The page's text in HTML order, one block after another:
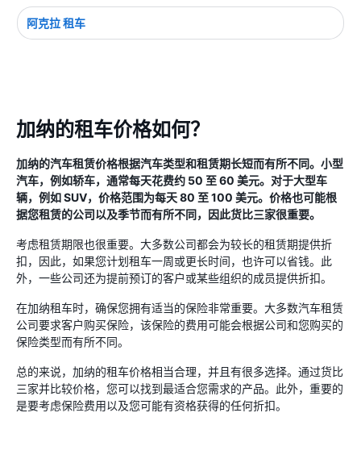
阿克拉 租车
加纳的租车价格如何？
加纳的汽车租赁价格根据汽车类型和租赁期长短而有所不同。小型
汽车，例如轿车，通常每天花费约 50 至 60 美元。对于大型车
辆，例如 SUV，价格范围为每天 80 至 100 美元。价格也可能根
据您租赁的公司以及季节而有所不同，因此货比三家很重要。
考虑租赁期限也很重要。大多数公司都会为较长的租赁期提供折
扣，因此，如果您计划租车一周或更长时间，也许可以省钱。此
外，一些公司还为提前预订的客户或某些组织的成员提供折扣。
在加纳租车时，确保您拥有适当的保险非常重要。大多数汽车租赁
公司要求客户购买保险，该保险的费用可能会根据公司和您购买的
保险类型而有所不同。
总的来说，加纳的租车价格相当合理，并且有很多选择。通过货比
三家并比较价格，您可以找到最适合您需求的产品。此外，重要的
是要考虑保险费用以及您可能有资格获得的任何折扣。